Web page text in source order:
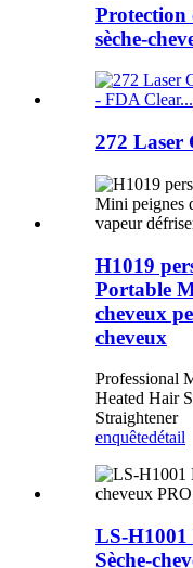
Protection
sèche-
272 Laser
H1019
Portable
cheveux
cheveux
Professional
Heated Hair
Straightener
enquêtedétail
LS-H1001
Sèche-